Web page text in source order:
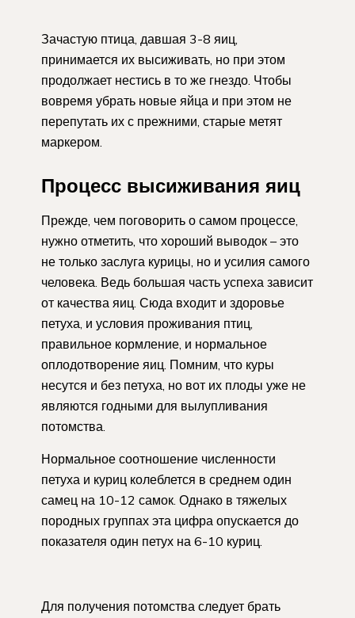
Зачастую птица, давшая 3-8 яиц,
принимается их высиживать, но при этом
продолжает нестись в то же гнездо. Чтобы
вовремя убрать новые яйца и при этом не
перепутать их с прежними, старые метят
маркером.
Процесс высиживания яиц
Прежде, чем поговорить о самом процессе,
нужно отметить, что хороший выводок – это
не только заслуга курицы, но и усилия самого
человека. Ведь большая часть успеха зависит
от качества яиц. Сюда входит и здоровье
петуха, и условия проживания птиц,
правильное кормление, и нормальное
оплодотворение яиц. Помним, что куры
несутся и без петуха, но вот их плоды уже не
являются годными для вылупливания
потомства.
Нормальное соотношение численности
петуха и куриц колеблется в среднем один
самец на 10-12 самок. Однако в тяжелых
породных группах эта цифра опускается до
показателя один петух на 6-10 куриц.
Для получения потомства следует брать